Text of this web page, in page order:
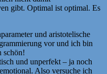
gibt. Optimal ist optimal. Es
und aristotelische
vor und ich bin
schön!
und unperfekt – ja noch
Also versuche ich